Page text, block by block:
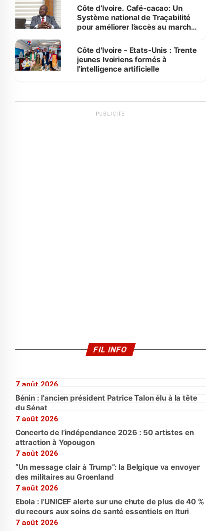
Côte d’Ivoire. Café-cacao: Un
Système national de Traçabilité
pour améliorer l’accès au marché
Côte d'Ivoire - Etats-Unis : Trente
jeunes Ivoiriens formés à
l'intelligence artificielle
PUBLICITÉ
FIL INFO
7 août 2026
Bénin : l'ancien président Patrice Talon élu à la tête
du Sénat
7 août 2026
Concerto de l’indépendance 2026 : 50 artistes en
attraction à Yopougon
7 août 2026
“Un message clair à Trump”: la Belgique va envoyer
des militaires au Groenland
7 août 2026
Ebola : l’UNICEF alerte sur une chute de plus de 40 %
du recours aux soins de santé essentiels en Ituri
7 août 2026